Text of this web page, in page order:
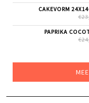
CAKEVORM
€
PAPRIKA
€